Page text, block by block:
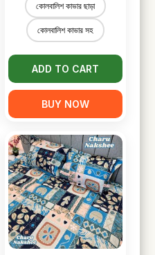
কোলবালিশ কাভার ছাড়া
কোলবালিশ কাভার সহ
ADD TO CART
BUY NOW